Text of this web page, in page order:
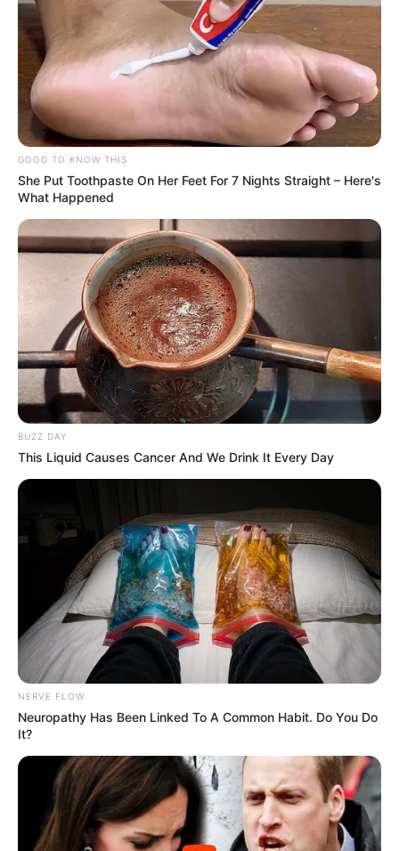
GOOD TO KNOW THIS
She Put Toothpaste On Her Feet For 7 Nights Straight – Here's
What Happened
BUZZ DAY
This Liquid Causes Cancer And We Drink It Every Day
NERVE FLOW
Neuropathy Has Been Linked To A Common Habit. Do You Do
It?